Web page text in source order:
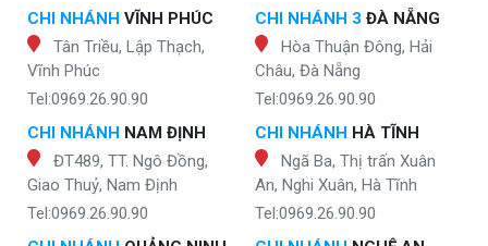
CHI NHÁNH VĨNH PHÚC
Tân Triều, Lập Thạch,
Vĩnh Phúc
Tel:0969.26.90.90
CHI NHÁNH NAM ĐỊNH
ĐT489, TT. Ngô Đồng,
Giao Thuỷ, Nam Định
Tel:0969.26.90.90
CHI NHÁNH 3 ĐÀ NẴNG
Hòa Thuận Đông, Hải
Châu, Đà Nẵng
Tel:0969.26.90.90
CHI NHÁNH HÀ TĨNH
Ngã Ba, Thị trấn Xuân
An, Nghi Xuân, Hà Tĩnh
Tel:0969.26.90.90